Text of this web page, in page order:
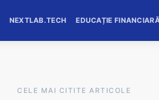
NEXTLAB.TECH EDUCAȚIE
CELE MAI CITITE ARTICOLE